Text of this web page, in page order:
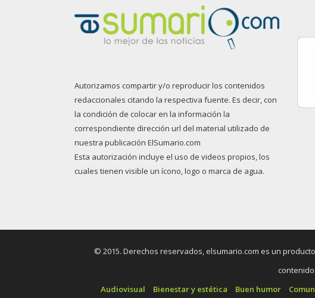
Autorizamos compartir y/o reproducir los contenidos
redaccionales citando la respectiva fuente. Es decir, con
la condición de colocar en la información la
correspondiente dirección url del material utilizado de
nuestra publicación ElSumario.com
Esta autorización incluye el uso de videos propios, los
cuales tienen visible un ícono, logo o marca de agua.
© 2015. Derechos reservados, elsumario.com es un producto
Audiovisual
Bienestar y estética Buen humor